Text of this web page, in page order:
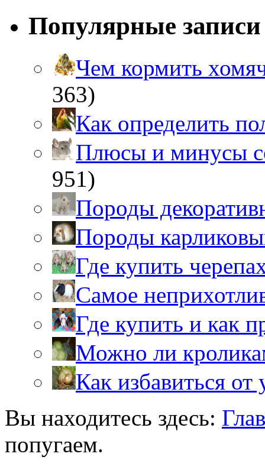
Популярные записи
Чем кормить
363)
Как определить
Плюсы и минусы
951)
Породы
Породы
Где купить
Самое
Где купить и как
Можно ли
Как избавиться от
Вы находитесь здесь:
попугаем.